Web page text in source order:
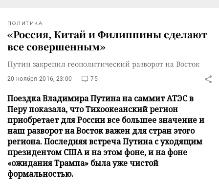
ПОЛИТИКА
«Россия, Китай и Филиппины сделают
все совершенным»
Путин закрепил геополитический разворот на Восток
20 ноября 2016, 23:00 75
Поездка Владимира Путина на саммит АТЭС в
Перу показала, что Тихоокеанский регион
приобретает для России все большее значение и
наш разворот на Восток важен для стран этого
региона. Последняя встреча Путина с уходящим
президентом США и на этом фоне, и на фоне
«ожидания Трампа» была уже чистой
формальностью.